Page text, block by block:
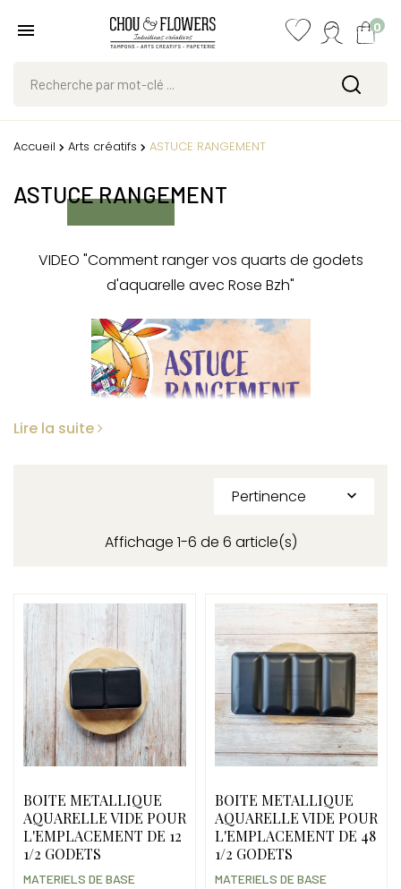
0
Accueil Arts créatifs ASTUCE RANGEMENT
ASTUCE RANGEMENT
VIDEO "Comment ranger vos quarts de godets
d'aquarelle avec Rose Bzh"
Lire la suite
Pertinence 
Affichage 1-6 de 6 article(s)
BOITE METALLIQUE
AQUARELLE VIDE POUR
L'EMPLACEMENT DE 12
1/2 GODETS
MATERIELS DE BASE
BOITE METALLIQUE
AQUARELLE VIDE POUR
L'EMPLACEMENT DE 48
1/2 GODETS
MATERIELS DE BASE